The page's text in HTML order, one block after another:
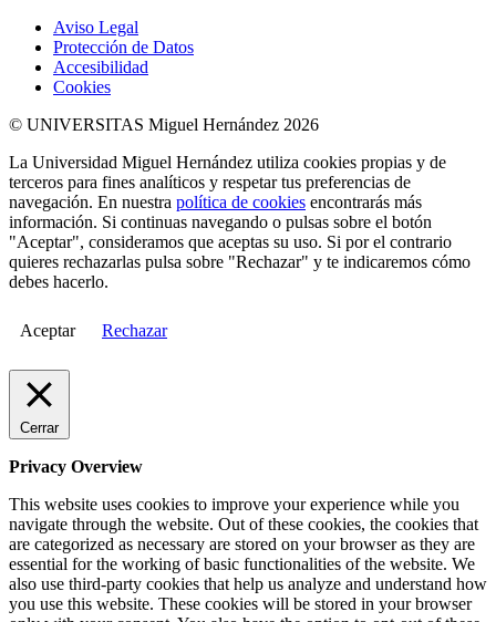
Aviso Legal
Protección de Datos
Accesibilidad
Cookies
© UNIVERSITAS Miguel Hernández 2026
La Universidad Miguel Hernández utiliza cookies propias y de
terceros para fines analíticos y respetar tus preferencias de
navegación. En nuestra política de cookies encontrarás más
información. Si continuas navegando o pulsas sobre el botón
"Aceptar", consideramos que aceptas su uso. Si por el contrario
quieres rechazarlas pulsa sobre "Rechazar" y te indicaremos cómo
debes hacerlo.
Aceptar Rechazar
Cerrar
Privacy Overview
This website uses cookies to improve your experience while you
navigate through the website. Out of these cookies, the cookies that
are categorized as necessary are stored on your browser as they are
essential for the working of basic functionalities of the website. We
also use third-party cookies that help us analyze and understand how
you use this website. These cookies will be stored in your browser